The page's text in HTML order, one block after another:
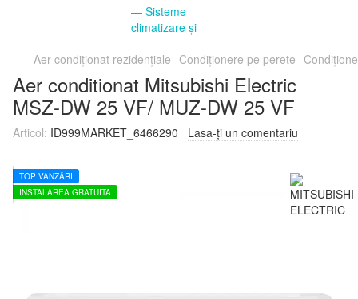
Aer condiționat rezidențiale Condiționere pe perete
Aer conditionat Mitsubishi Electric
MSZ-DW 25 VF/ MUZ-DW 25 VF
Articol: ID999MARKET_6466290 Lasa-ți un comentariu
TOP VÂNZĂRI
INSTALAREA GRATUITA